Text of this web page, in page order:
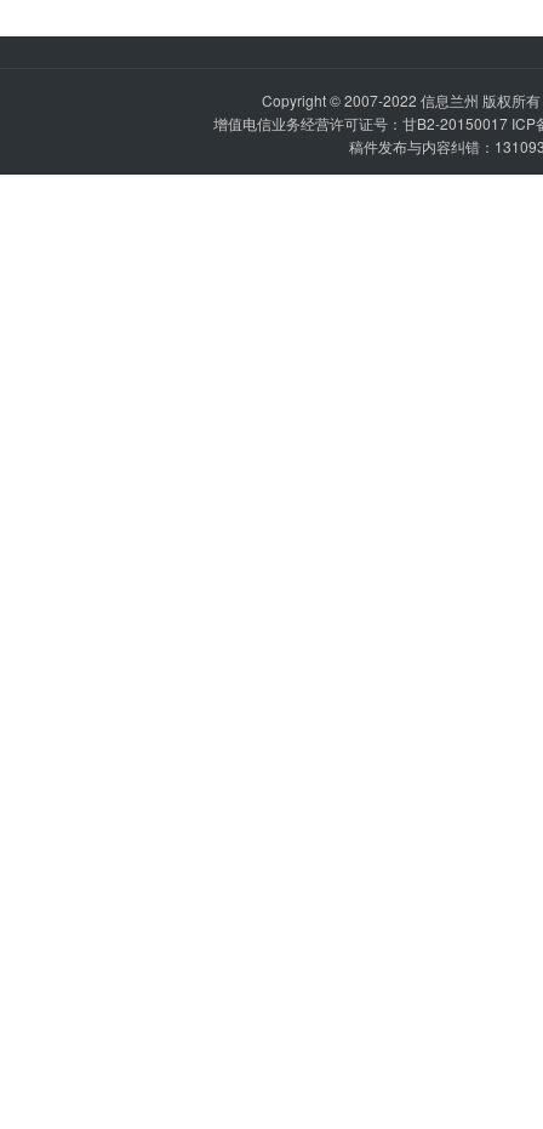
Copyright © 2007-2022 信息兰州 版权所
增值电信业务经营许可证号：甘B2-20150017 ICP
稿件发布与内容纠错：